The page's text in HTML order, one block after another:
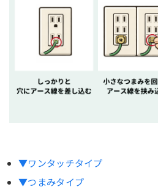
▼ワンタッチタイプ
▼つまみタイプ